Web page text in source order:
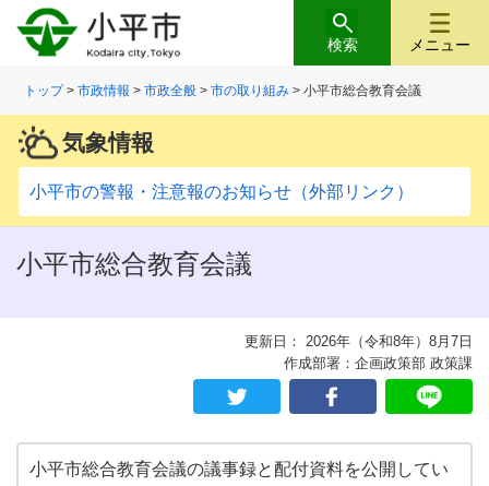
メニュー
検索
トップ>市政情報 >市政全般 >市の取り組み > 小平市総合教育会議
気象情報
小平市の警報・注意報のお知らせ（外部リンク）
小平市総合教育会議
更新日： 2026年（令和8年）8月7日
作成部署：企画政策部 政策課
小平市総合教育会議の議事録と配付資料を公開してい